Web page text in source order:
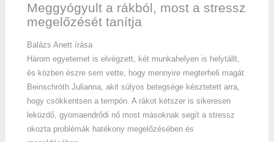
Meggyógyult a rákból, most a stressz
megelőzését tanítja
Balázs Anett írása
Három egyetemet is elvégzett, két munkahelyen is helytállt,
és közben észre sem vette, hogy mennyire megterheli magát
Beinschróth Julianna, akit súlyos betegsége késztetett arra,
hogy csökkentsen a tempón. A rákot kétszer is sikeresen
leküzdő, gyomaendrődi nő most másoknak segít a stressz
okozta problémák hatékony megelőzésében és